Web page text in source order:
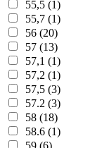
55,5 (1)
55,7 (1)
56 (20)
57 (13)
57,1 (1)
57,2 (1)
57,5 (3)
57.2 (3)
58 (18)
58.6 (1)
59 (6)